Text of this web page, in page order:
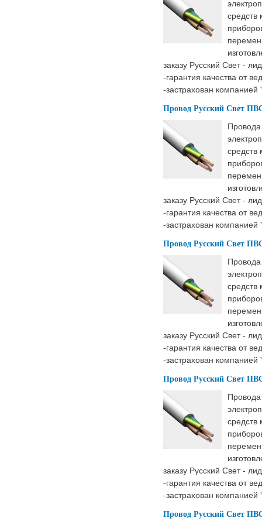
заказу Русский Свет -
-гарантия качества от
-застрахован компанией
Провод Русский Свет
заказу Русский Свет -
-гарантия качества от
-застрахован компанией
Провод Русский Свет
заказу Русский Свет -
-гарантия качества от
-застрахован компанией
Провод Русский Свет
заказу Русский Свет -
-гарантия качества от
-застрахован компанией
Провод Русский Свет